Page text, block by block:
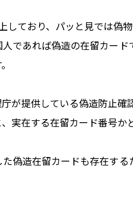
ており、パッと見では偽
であれば偽造の在留カー
が提供している偽造防止確
実在する在留カード番号か
偽造在留カードも存在す